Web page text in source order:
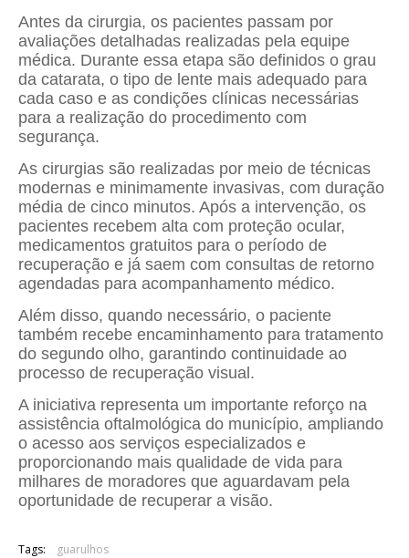
Antes da cirurgia, os pacientes passam por
avaliações detalhadas realizadas pela equipe
médica. Durante essa etapa são definidos o grau
da catarata, o tipo de lente mais adequado para
cada caso e as condições clínicas necessárias
para a realização do procedimento com
segurança.
As cirurgias são realizadas por meio de técnicas
modernas e minimamente invasivas, com duração
média de cinco minutos. Após a intervenção, os
pacientes recebem alta com proteção ocular,
medicamentos gratuitos para o período de
recuperação e já saem com consultas de retorno
agendadas para acompanhamento médico.
Além disso, quando necessário, o paciente
também recebe encaminhamento para tratamento
do segundo olho, garantindo continuidade ao
processo de recuperação visual.
A iniciativa representa um importante reforço na
assistência oftalmológica do município, ampliando
o acesso aos serviços especializados e
proporcionando mais qualidade de vida para
milhares de moradores que aguardavam pela
oportunidade de recuperar a visão.
Tags: guarulhos